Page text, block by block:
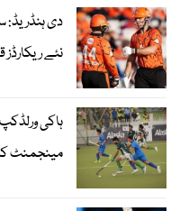
دی ہنڈریڈ:
نئے ریکارڈز
مینجمنٹ